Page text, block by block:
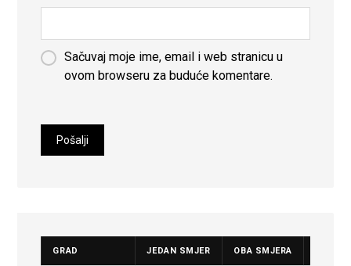
Sačuvaj moje ime, email i web stranicu u
ovom browseru za buduće komentare.
GRAD JEDAN SMJER OBA SMJERA